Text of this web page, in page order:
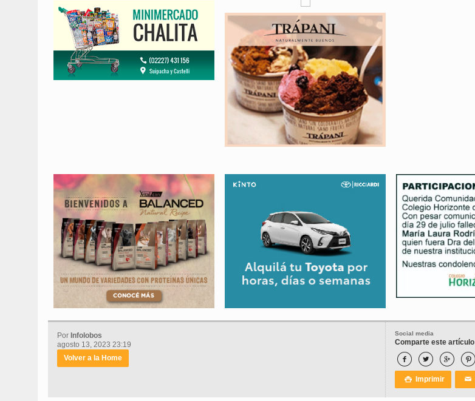
Social media
Comparte este artículo
   
 Imprimir ✉
Por Infolobos
agosto 13, 2023 23:19
Volver a la Home